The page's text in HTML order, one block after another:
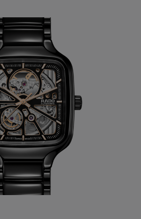
de verschillende bijzondere
horloge merken